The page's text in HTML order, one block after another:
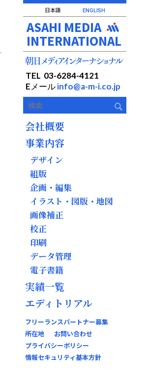
日本語 ENGLISH
ASAHI MEDIA
INTERNATIONAL
TEL 03-6284-4121
Eメールinfo@a-m-i.co.jp
会社概要
事業内容
デザイン
組版
企画・編集
イラスト・図版・地図
画像補正
校正
印刷
データ管理
電子書籍
実績一覧
エディトリアル
フリーランスパートナー募集
所在地
お問い合わせ
プライバシーポリシー
情報セキュリティ基本方針